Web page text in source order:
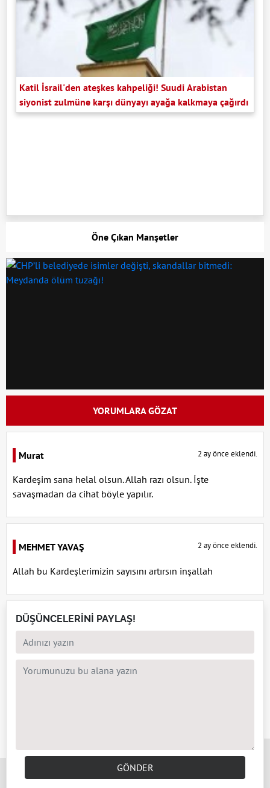
Katil İsrail'den ateşkes kahpeliği! Suudi Arabistan
siyonist zulmüne karşı dünyayı ayağa kalkmaya çağırdı
Öne Çıkan Manşetler
YORUMLARA GÖZAT
Murat 2 ay önce eklendi.
Kardeşim sana helal olsun. Allah razı olsun. İşte
savaşmadan da cihat böyle yapılır.
MEHMET YAVAŞ 2 ay önce eklendi.
Allah bu Kardeşlerimizin sayısını artırsın inşallah
DÜŞÜNCELERİNİ PAYLAŞ!
GÖNDER